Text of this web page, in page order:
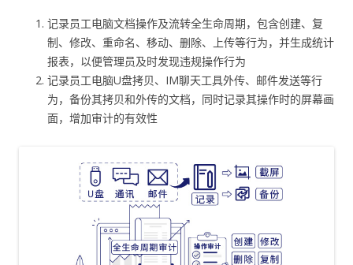
记录员工电脑文档操作及流转全生命周期，包含创建、复
制、修改、重命名、移动、删除、上传等行为，并生成统计
报表，以便管理员及时发现违规操作行为
记录员工电脑U盘拷贝、IM聊天工具外传、邮件发送等行
为，备份其拷贝和外传的文档，同时记录其操作时的屏幕画
面，增加审计的有效性